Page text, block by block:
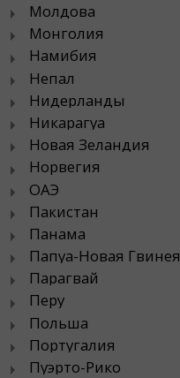
Молдова
Монголия
Намибия
Непал
Нидерланды
Никарагуа
Новая Зеландия
Норвегия
ОАЭ
Пакистан
Панама
Папуа-Новая Гвинея
Парагвай
Перу
Польша
Португалия
Пуэрто-Рико